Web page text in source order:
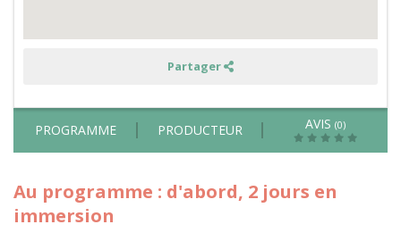
PROGRAMME PRODUCTEUR AVIS (0)
Au programme : d'abord, 2 jours en
immersion
naturel
Partager